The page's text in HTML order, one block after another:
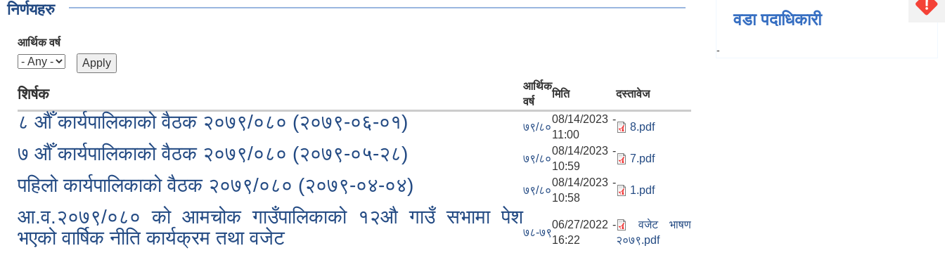
निर्णयहरु
आर्थिक वर्ष
शिर्षक
आर्थिक
वर्ष
मिति दस्तावेज
८ औँ कार्यपालिकाको वैठक २०७९/०८० (२०७९-०६-०१) ७९/८०
08/14/2023 -
11:00
8.pdf
७ औँ कार्यपालिकाको वैठक २०७९/०८० (२०७९-०५-२८) ७९/८०
08/14/2023 -
10:59
7.pdf
पहिलो कार्यपालिकाको वैठक २०७९/०८० (२०७९-०४-०४) ७९/८०
08/14/2023 -
10:58
1.pdf
आ.व.२०७९/०८० को आमचोक गाउँपालिकाको १२औ गाउँ सभामा पेश
भएको वार्षिक नीति कार्यक्रम तथा वजेट
७८-७९
06/27/2022 -
16:22
वजेट भाषण
२०७९.pdf
वडा पदाधिकारी
-